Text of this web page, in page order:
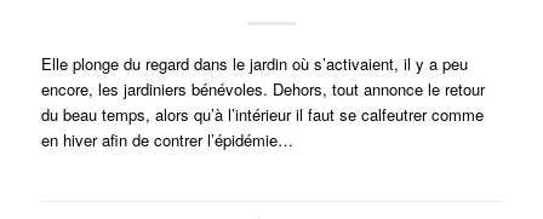
Elle plonge du regard dans le jardin où s’activaient, il y a peu
encore, les jardiniers bénévoles. Dehors, tout annonce le retour
du beau temps, alors qu’à l’intérieur il faut se calfeutrer comme
en hiver afin de contrer l’épidémie…